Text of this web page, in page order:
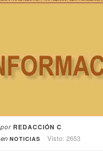
por REDACCIÓN C
en NOTICIAS Visto: 2653